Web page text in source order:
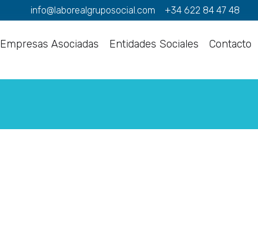
info@laborealgruposocial.com +34 622 84 47 48
Empresas Asociadas Entidades Sociales Contacto